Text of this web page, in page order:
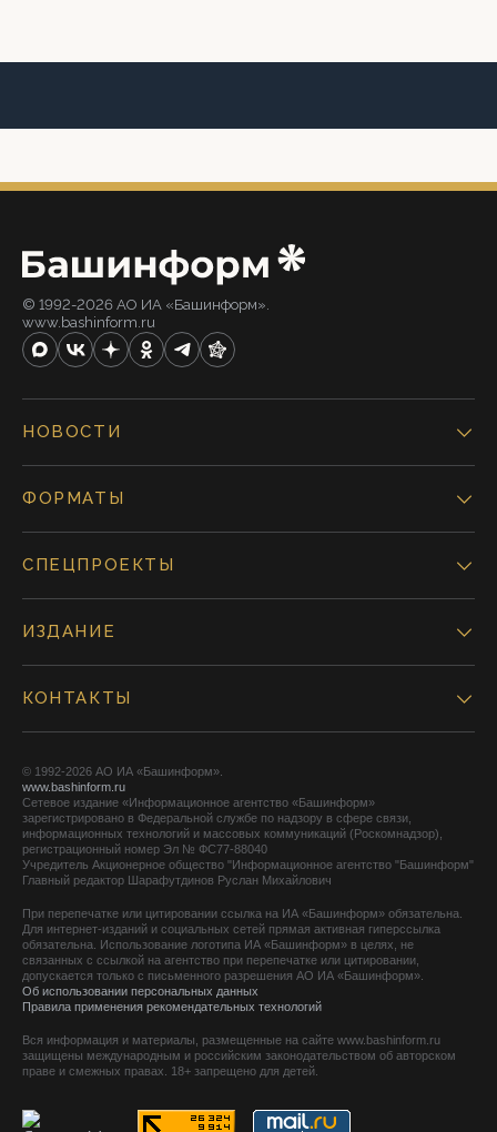
© 1992-2026 АО ИА «Башинформ».
www.bashinform.ru
НОВОСТИ
ФОРМАТЫ
СПЕЦПРОЕКТЫ
ИЗДАНИЕ
КОНТАКТЫ
© 1992-2026 АО ИА «Башинформ».
www.bashinform.ru
Сетевое издание «Информационное агентство «Башинформ»
зарегистрировано в Федеральной службе по надзору в сфере связи,
информационных технологий и массовых коммуникаций (Роскомнадзор),
регистрационный номер Эл № ФС77-88040
Учредитель Акционерное общество "Информационное агентство "Башинформ"
Главный редактор Шарафутдинов Руслан Михайлович
При перепечатке или цитировании ссылка на ИА «Башинформ» обязательна.
Для интернет-изданий и социальных сетей прямая активная гиперссылка
обязательна. Использование логотипа ИА «Башинформ» в целях, не
связанных с ссылкой на агентство при перепечатке или цитировании,
допускается только с письменного разрешения АО ИА «Башинформ».
Об использовании персональных данных
Правила применения рекомендательных технологий
Вся информация и материалы, размещенные на сайте www.bashinform.ru
защищены международным и российским законодательством об авторском
праве и смежных правах. 18+ запрещено для детей.